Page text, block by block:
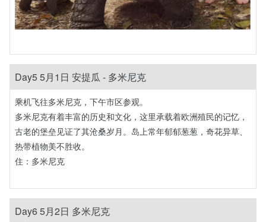
Day5 5月1日 安提瓜 - 多米尼克
乘机飞往多米尼克，下午市区参观。
‌多米尼克有着丰富的历史和文化‌，这里承载着欧洲殖民的记忆，
古老的堡垒见证了其沧桑岁月。岛上常年郁郁葱葱，奇花异草、
热带植物美不胜收。
住：多米尼克
Day6 5月2日 多米尼克